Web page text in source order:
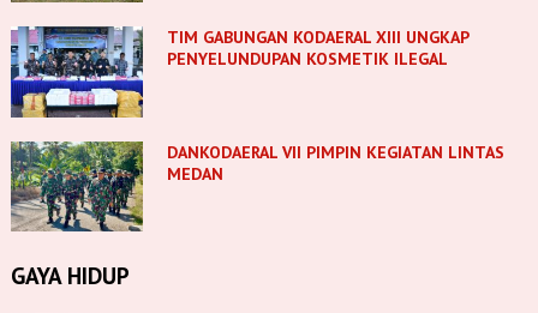
TIM GABUNGAN KODAERAL XIII UNGKAP
PENYELUNDUPAN KOSMETIK ILEGAL
DANKODAERAL VII PIMPIN KEGIATAN LINTAS
MEDAN
GAYA HIDUP